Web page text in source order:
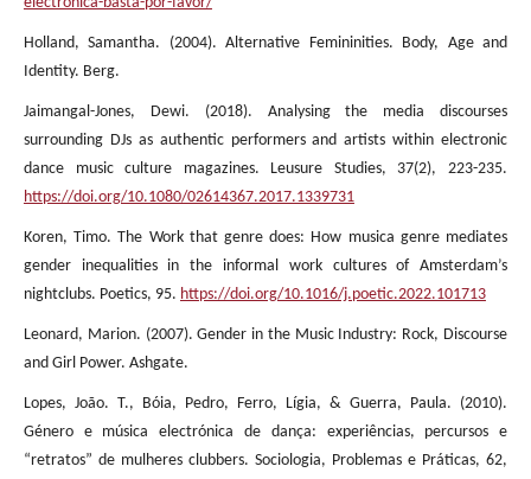
Holland, Samantha. (2004). Alternative Femininities. Body, Age and
Identity. Berg.
Jaimangal-Jones, Dewi. (2018). Analysing the media discourses
surrounding DJs as authentic performers and artists within electronic
dance music culture magazines. Leusure Studies, 37(2), 223-235.
https://doi.org/10.1080/02614367.2017.1339731
Koren, Timo. The Work that genre does: How musica genre mediates
gender inequalities in the informal work cultures of Amsterdam’s
nightclubs. Poetics, 95. https://doi.org/10.1016/j.poetic.2022.101713
Leonard, Marion. (2007). Gender in the Music Industry: Rock, Discourse
and Girl Power. Ashgate.
Lopes, João. T., Bóia, Pedro, Ferro, Lígia, & Guerra, Paula. (2010).
Género e música electrónica de dança: experiências, percursos e
“retratos” de mulheres clubbers. Sociologia, Problemas e Práticas, 62,